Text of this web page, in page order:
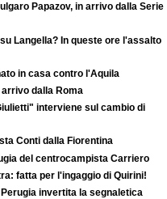
Papazov, in arrivo dalla Serie
Langella? In queste ore l'assalto
in casa contro l'Aquila
dalla Roma
interviene sul cambio di
Conti dalla Fiorentina
del centrocampista Carriero
fatta per l'ingaggio di Quirini!
invertita la segnaletica